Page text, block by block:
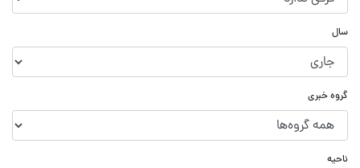
سال
گروه خبری
ناحیه